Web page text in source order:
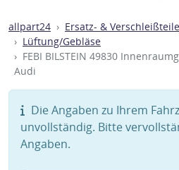
allpart24 Ersatz- & Verschleißteile
Lüftung/Gebläse
FEBI BILSTEIN 49830
Audi
Die Angaben zu Ihrem
unvollständig. Bitte
Angaben.